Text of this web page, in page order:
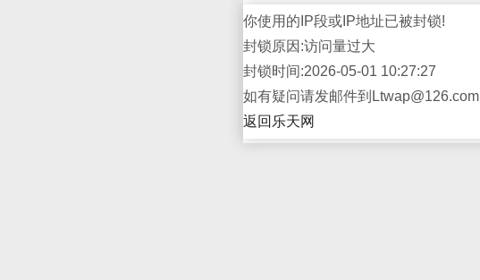
你使用的IP段或IP地址已被封锁!
封锁原因:访问量过大
封锁时间:2026-05-01 10:27:27
如有疑问请发邮件到Ltwap@126.com
返回乐天网